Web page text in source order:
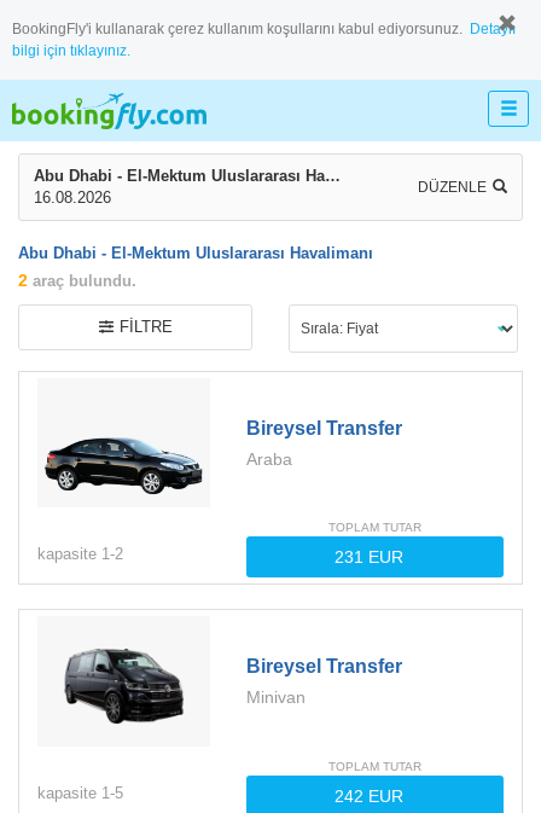
BookingFly'i kullanarak çerez kullanım koşullarını kabul ediyorsunuz. Detaylı
bilgi için tıklayınız.
Abu Dhabi - El-Mektum Uluslararası Havalimanı
16.08.2026
DÜZENLE
Abu Dhabi - El-Mektum Uluslararası Havalimanı
2 araç bulundu.
FILTRE
Bireysel Transfer
Araba
kapasite 1-2
TOPLAM TUTAR
Bireysel Transfer
Minivan
kapasite 1-5
TOPLAM TUTAR